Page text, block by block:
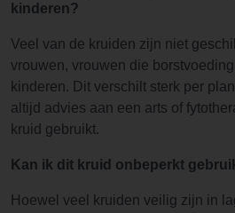
kinderen?
Veel van de kruiden zijn niet
vrouwen, vrouwen die
kinderen. Dit verschilt sterk per
altijd advies aan een arts of
kruid gebruikt.
Kan ik dit kruid onbeperkt
Hoewel veel kruiden veilig zijn in